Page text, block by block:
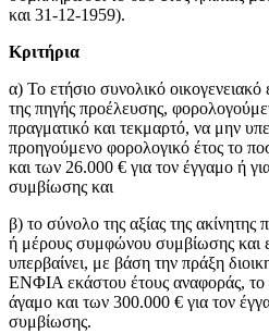
και 31-12-1959).
Κριτήρια
α) Το ετήσιο συνολικό
της πηγής προέλευσης,
πραγματικό και τεκμαρτό, να μην
προηγούμενο φορολογικό έτος το
και των 26.000 € για τον έγγαμο ή
συμβίωσης και
β) το σύνολο της αξίας της
ή μέρους συμφώνου συμβίωσης και
υπερβαίνει, με βάση την πράξη
ΕΝΦΙΑ εκάστου έτους αναφοράς, το
άγαμο και των 300.000 € για τον
συμβίωσης.